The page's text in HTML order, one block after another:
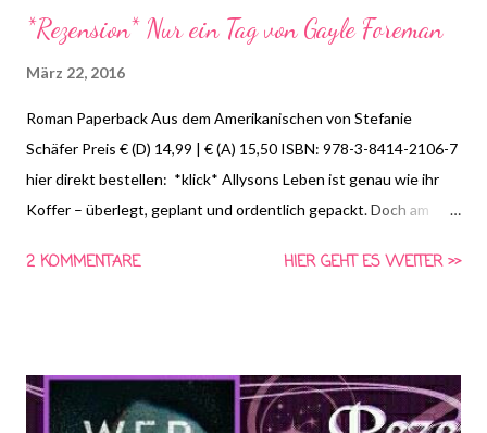
*Rezension* Nur ein Tag von Gayle Foreman
März 22, 2016
Roman Paperback Aus dem Amerikanischen von Stefanie
Schäfer Preis € (D) 14,99 | € (A) 15,50 ISBN: 978-3-8414-2106-7
hier direkt bestellen: *klick* Allysons Leben ist genau wie ihr
Koffer – überlegt, geplant und ordentlich gepackt. Doch am
kennen. Als freier, ungebundener Schauspieler ist er all das, was
erlebt einen Tag voller Abenteuer und Romantik, Freiheit und
Nähe – bis Willem am nächsten Morgen nicht mehr da ist.
2 KOMMENTARE HIER GEHT ES WEITER >>